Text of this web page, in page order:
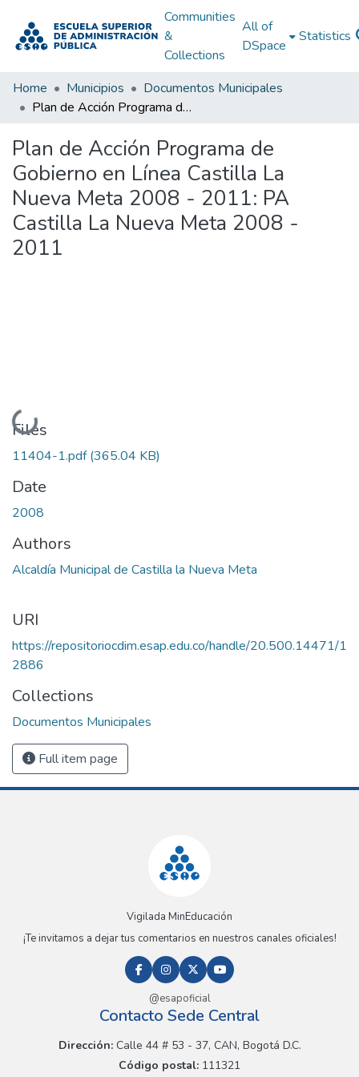
Communities
&
Collections
All of
DSpace
Statistics
Home Municipios
Documentos Municipales
Plan de Acción Programa de Gobierno en Línea Castilla La Nueva Meta 2008 - 2011: PA Castilla La Nueva Meta 2008 - 2011
Plan de Acción Programa de
Gobierno en Línea Castilla La
Nueva Meta 2008 - 2011: PA
Castilla La Nueva Meta 2008 -
2011
Loading...
Files
11404-1.pdf(365.04 KB)
Date
2008
Authors
Alcaldía Municipal de Castilla la Nueva Meta
URI
https://repositoriocdim.esap.edu.co/handle/20.500.14471/1
2886
Collections
Documentos Municipales
Full item page
Vigilada MinEducación
¡Te invitamos a dejar tus comentarios en nuestros canales oficiales!
@esapoficial
Contacto Sede Central
Dirección:Calle 44 # 53 - 37, CAN, Bogotá D.C.
Código postal: 111321